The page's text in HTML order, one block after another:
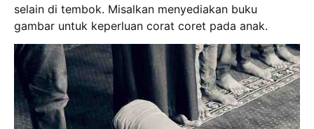
selain di tembok. Misalkan menyediakan buku
gambar untuk keperluan corat coret pada anak.